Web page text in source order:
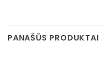
PANAŠŪS PRODUKTAI